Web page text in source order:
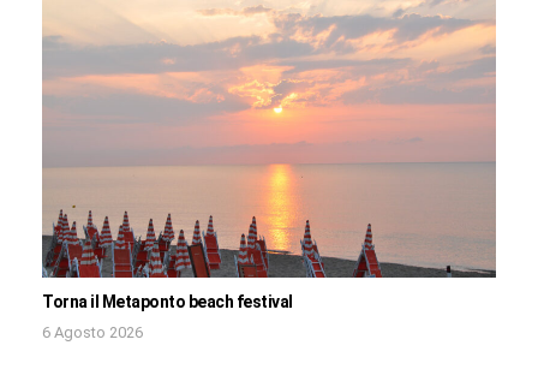
Torna il Metaponto beach festival
6 Agosto 2026